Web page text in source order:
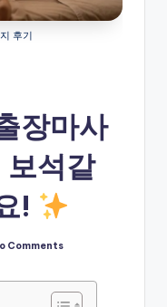
후기
장마사
보석같
!
Comments